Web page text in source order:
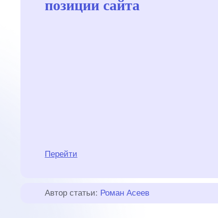
позиции сайта
Перейти
Автор статьи: Роман Асеев